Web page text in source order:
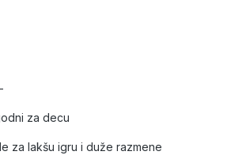
za decu
za lakšu igru i duže razmene